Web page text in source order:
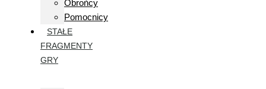
Obrońcy
Pomocnicy
STAŁE
FRAGMENTY
GRY